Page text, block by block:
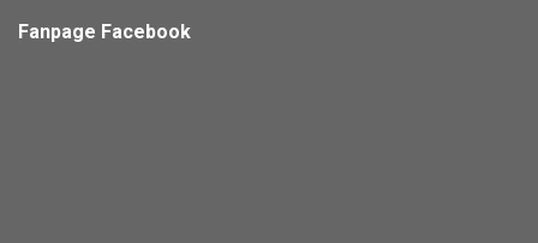
Fanpage Facebook